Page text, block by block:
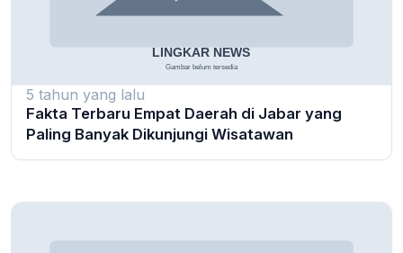
5 tahun yang lalu
Fakta Terbaru Empat Daerah di Jabar yang
Paling Banyak Dikunjungi Wisatawan